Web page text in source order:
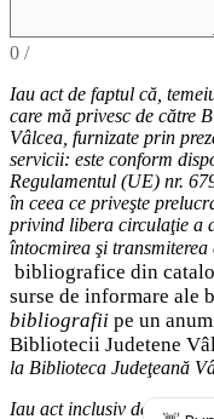
0 /
Iau act de faptul că,
care mă privesc de către
Vâlcea, furnizate prin
servicii: este conform
Regulamentul (UE) nr.
în ceea ce priveşte
privind libera circulaţie a
întocmirea şi transmiterea
bibliografice din
surse de informare ale
bibliografii pe un
Bibliotecii Judetene
la Biblioteca Judeţeană
Iau act inclusiv de